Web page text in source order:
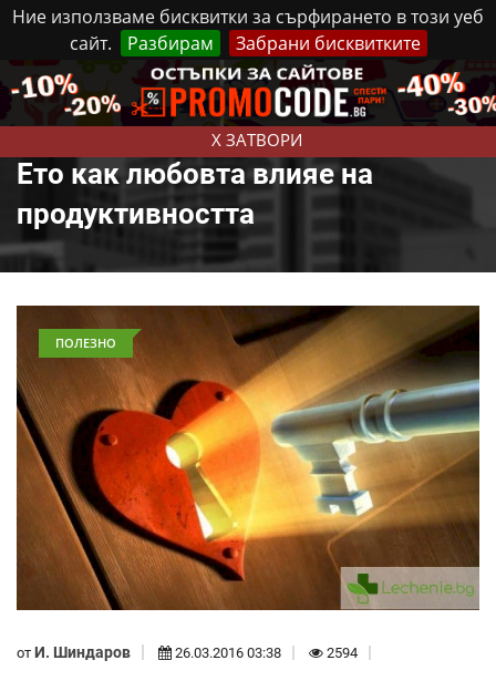
Ние използваме бисквитки за сърфирането в този уеб
сайт.
Разбирам Забрани бисквитките
X ЗАТВОРИ
Петък, 7 Август, 2026 Реклама Контакти
Ето как любовта влияе на
продуктивността
ПОЛЕЗНО
от И. Шиндаров 26.03.2016 03:38 2594